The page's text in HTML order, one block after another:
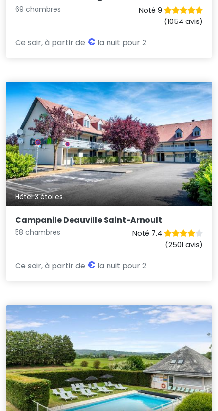
69 chambres
Noté 9
(1054 avis)
Ce soir, à partir de € la nuit pour 2
Hôtel 3 étoiles
Campanile Deauville Saint-Arnoult
58 chambres
Noté 7.4
(2501 avis)
Ce soir, à partir de € la nuit pour 2